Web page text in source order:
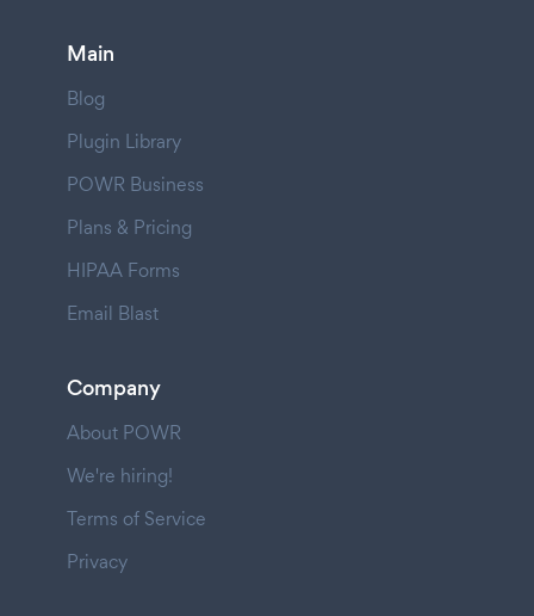
Main
Blog
Plugin Library
POWR Business
Plans & Pricing
HIPAA Forms
Email Blast
Company
About POWR
We're hiring!
Terms of Service
Privacy